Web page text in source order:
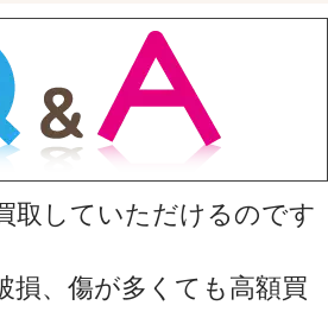
取していただけるのです
損、傷が多くても高額買